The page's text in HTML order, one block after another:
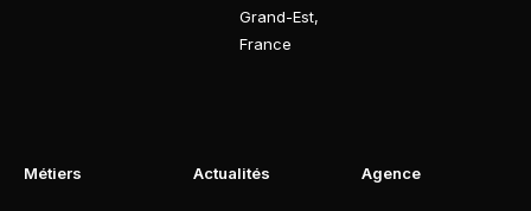
Grand-Est,
France
Métiers Actualités Agence